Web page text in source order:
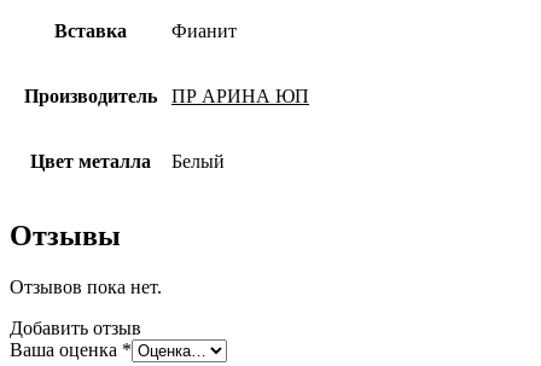
Вставка Фианит
Производитель ПР АРИНА ЮП
Цвет металла Белый
Отзывы
Отзывов пока нет.
Добавить отзыв
Ваша оценка *